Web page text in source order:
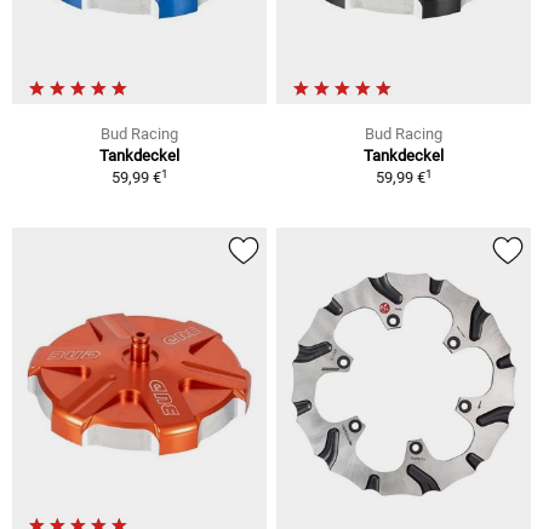
Bud Racing
Tankdeckel
59,99 €1
Bud Racing
Tankdeckel
59,99 €1